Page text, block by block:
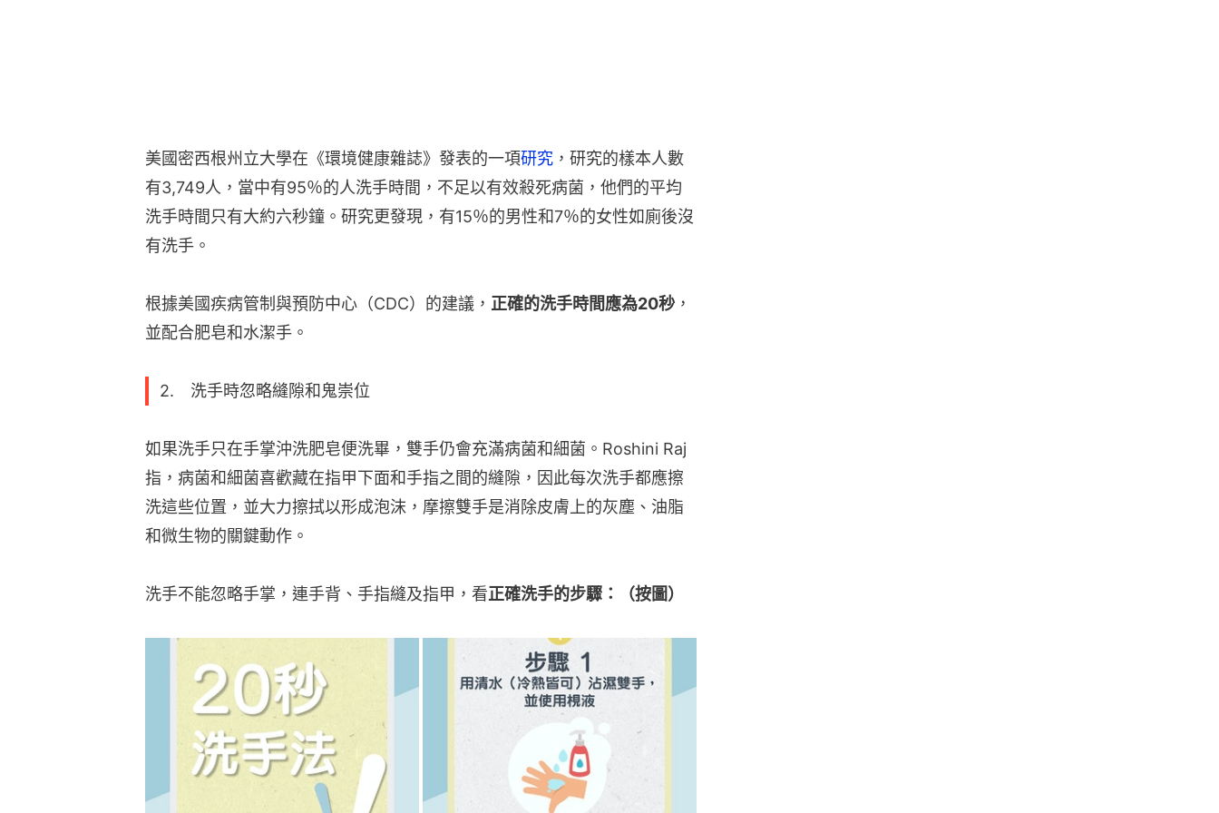
美國密西根州立大學在《環境健康雜誌》發表的一項研究 ，研究的樣本人數
有3,749人，當中有95％的人洗手時間，不足以有效殺死病菌，他們的平均
洗手時間只有大約六秒鐘。研究更發現，有15％的男性和7％的女性如廁後沒
有洗手。
根據美國疾病管制與預防中心（CDC）的建議， 正確的洗手時間應為20秒 ，
並配合肥皂和水潔手。
2. 洗手時忽略縫隙和鬼崇位
如果洗手只在手掌沖洗肥皂便洗畢，雙手仍會充滿病菌和細菌。Roshini Raj
指，病菌和細菌喜歡藏在指甲下面和手指之間的縫隙，因此每次洗手都應擦
洗這些位置，並大力擦拭以形成泡沫，摩擦雙手是消除皮膚上的灰塵、油脂
和微生物的關鍵動作。
洗手不能忽略手掌，連手背、手指縫及指甲，看正確洗手的步驟：（按圖）